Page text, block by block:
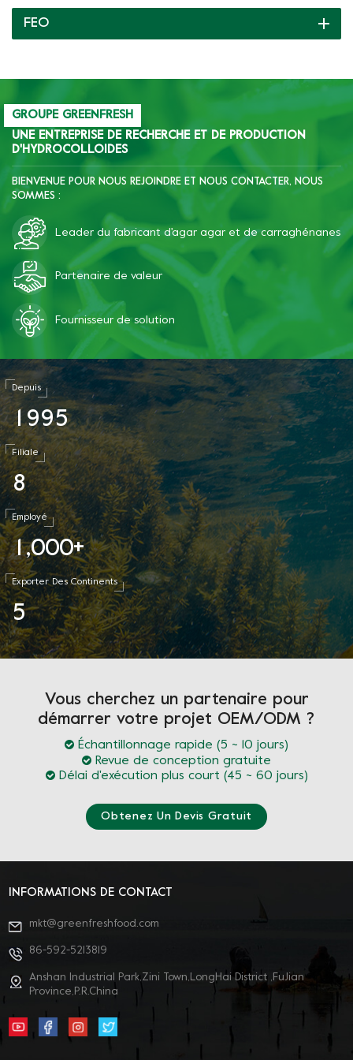
produire du pudding avec
différentes textures
doux, etc.
FEO
GROUPE GREENFRESH
UNE ENTREPRISE DE RECHERCHE ET DE PRODUCTION
D'HYDROCOLLOIDES
BIENVENUE POUR NOUS REJOINDRE ET NOUS CONTACTER, NOUS
SOMMES :
Leader du fabricant d'agar agar et de carraghénanes
Partenaire de valeur
Fournisseur de solution
Depuis
1 995
Filiale
8
Employé
1 ,000+
Exporter Des Continents
5
Vous cherchez un partenaire pour
démarrer votre projet OEM/ODM ?
Échantillonnage rapide (5 ~ 10 jours)
Revue de conception gratuite
Délai d'exécution plus court (45 ~ 60 jours)
Obtenez Un Devis Gratuit
INFORMATIONS DE CONTACT
mkt@greenfreshfood.com
86-592-5213819
Anshan Industrial Park,Zini Town,LongHai District ,FuJian
Province,P.R.China